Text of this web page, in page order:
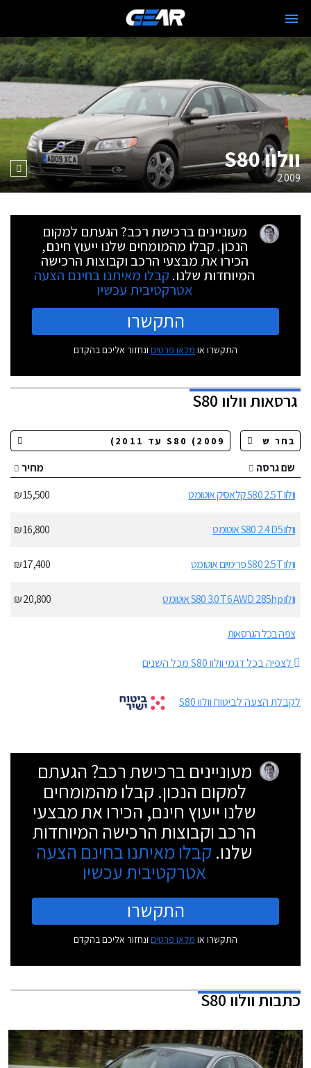
וולוו S80
2009
מעוניינים ברכישת רכב? הגעתם למקום
הנכון. קבלו מהמומחים שלנו ייעוץ חינם,
הכירו את מבצעי הרכב וקבוצות הרכישה
המיוחדות שלנו. קבלו מאיתנו בחינם הצעה
אטרקטיבית עכשיו
התקשרו
התקשרו או מלאו פרטים ונחזור אליכם בהקדם
גרסאותוולוו S80
שם גרסה
מחיר
וולוו S80 2.5T קלאסיק אוטומט
15,500 ₪
וולוו S80 2.4 D5 אוטומט 16,800 ₪
וולוו S80 2.5T פרימיום אוטומט 17,400 ₪
וולוו S80 3.0 T6 AWD 285hp אוטומט 20,800 ₪
צפה בכל הגרסאות
לצפיה בכל דגמי וולוו S80 מכל השנים
לקבלת הצעה לביטוח וולוו S80
מעוניינים ברכישת רכב? הגעתם
למקום הנכון. קבלו מהמומחים
שלנו ייעוץ חינם, הכירו את מבצעי
הרכב וקבוצות הרכישה המיוחדות
שלנו. קבלו מאיתנו בחינם הצעה
אטרקטיבית עכשיו
התקשרו
התקשרו או מלאו פרטים ונחזור אליכם בהקדם
כתבותוולוו S80